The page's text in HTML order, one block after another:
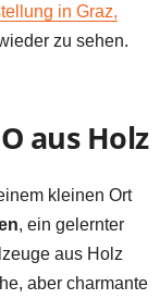
in Graz,
zu sehen.
aus Holz
kleinen Ort
, ein gelernter
aus Holz
aber charmante